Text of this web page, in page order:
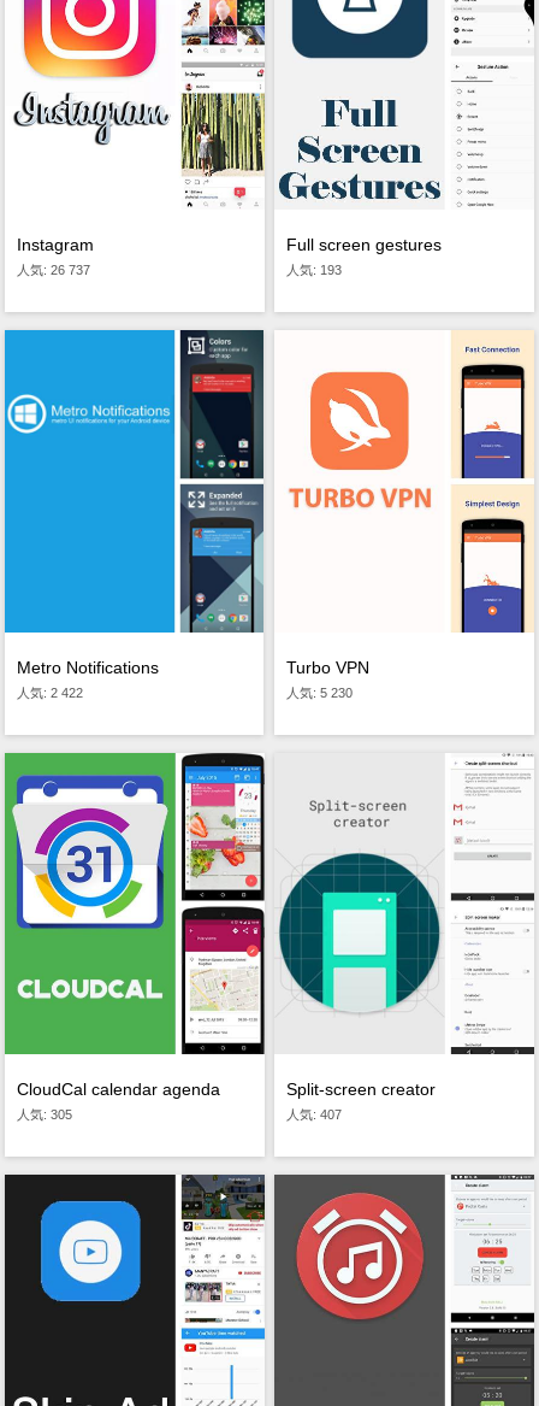
Instagram
人気: 26 737
Full screen gestures
人気: 193
Metro Notifications
人気: 2 422
Turbo VPN
人気: 5 230
CloudCal calendar agenda
人気: 305
Split-screen creator
人気: 407